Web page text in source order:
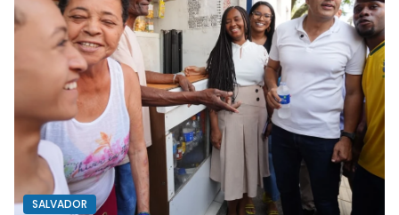
SALVADOR